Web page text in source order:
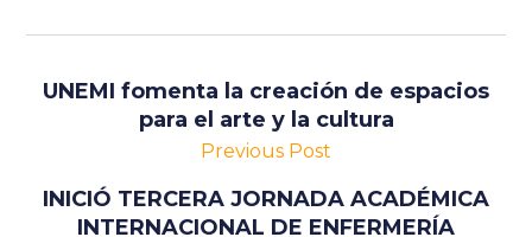
UNEMI fomenta la creación de espacios
para el arte y la cultura
Previous Post
INICIÓ TERCERA JORNADA ACADÉMICA
INTERNACIONAL DE ENFERMERÍA